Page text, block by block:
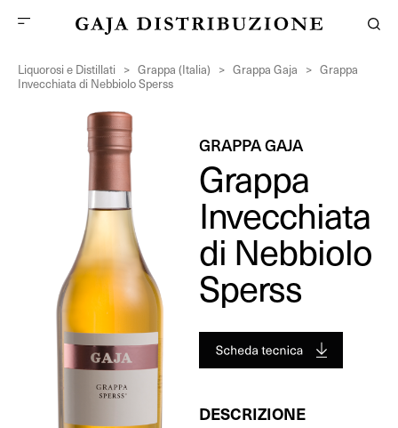
Liquorosi e Distillati > Grappa (Italia) > Grappa Gaja > Grappa
Invecchiata di Nebbiolo Sperss
GRAPPA GAJA
Grappa
Invecchiata
di Nebbiolo
Sperss
DESCRIZIONE